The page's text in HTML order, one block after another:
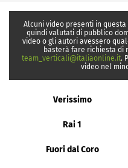
Alcuni video presenti in
quindi valutati di pubblico
video o gli autori avessero
basterà fare richiesta di
team_verticali@italiaonline.it.
video nel
Verissimo
Rai 1
Fuori dal Coro